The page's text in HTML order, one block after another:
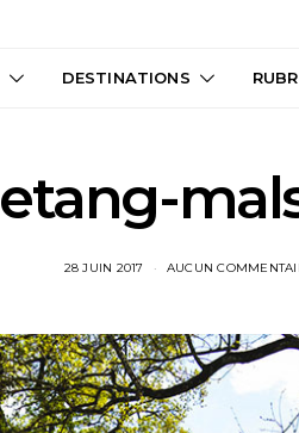
DESTINATIONS
etang-
28 JUIN 2017 AUCUN